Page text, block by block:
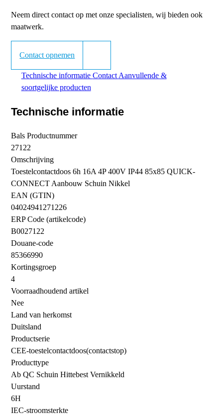
Neem direct contact op met onze specialisten, wij bieden ook
maatwerk.
Contact opnemen
Technische informatie Contact Aanvullende &
soortgelijke producten
Technische informatie
Bals Productnummer
27122
Omschrijving
Toestelcontactdoos 6h 16A 4P 400V IP44 85x85 QUICK-
CONNECT Aanbouw Schuin Nikkel
EAN (GTIN)
04024941271226
ERP Code (artikelcode)
B0027122
Douane-code
85366990
Kortingsgroep
4
Voorraadhoudend artikel
Nee
Land van herkomst
Duitsland
Productserie
CEE-toestelcontactdoos(contactstop)
Producttype
Ab QC Schuin Hittebest Vernikkeld
Uurstand
6H
IEC-stroomsterkte